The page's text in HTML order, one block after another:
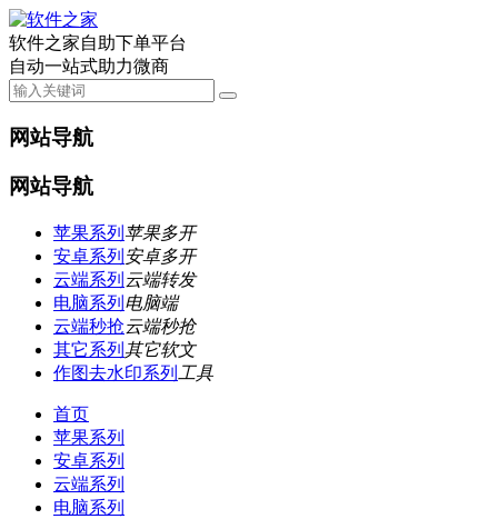
软件之家自助下单平台
自动一站式助力微商
网站导航
网站导航
苹果系列 苹果多开
安卓系列 安卓多开
云端系列 云端转发
电脑系列 电脑端
云端秒抢云端秒抢
其它系列 其它软文
作图去水印系列 工具
首页
苹果系列
安卓系列
云端系列
电脑系列